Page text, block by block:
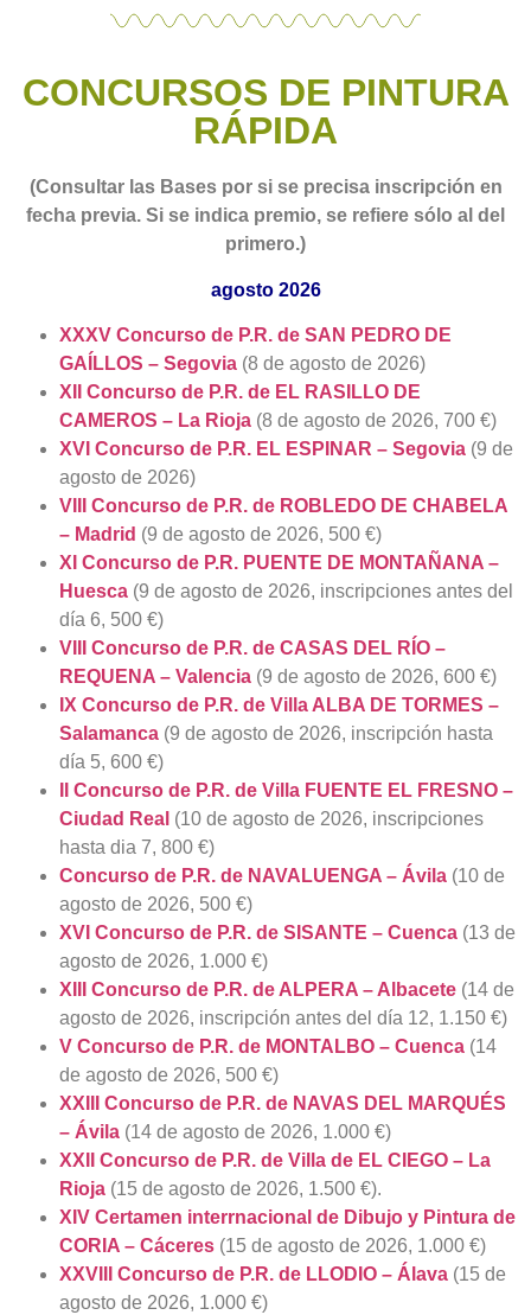
CONCURSOS DE PINTURA
RÁPIDA
(Consultar las Bases por si se precisa inscripción en
fecha previa. Si se indica premio, se refiere sólo al del
primero.)
agosto 2026
XXXV Concurso de P.R. de SAN PEDRO DE
GAÍLLOS – Segovia (8 de agosto de 2026)
XII Concurso de P.R. de EL RASILLO DE
CAMEROS – La Rioja (8 de agosto de 2026, 700 €)
XVI Concurso de P.R. EL ESPINAR – Segovia (9 de
agosto de 2026)
VIII Concurso de P.R. de ROBLEDO DE CHABELA
– Madrid (9 de agosto de 2026, 500 €)
XI Concurso de P.R. PUENTE DE MONTAÑANA –
Huesca (9 de agosto de 2026, inscripciones antes del
día 6, 500 €)
VIII Concurso de P.R. de CASAS DEL RÍO –
REQUENA – Valencia (9 de agosto de 2026, 600 €)
IX Concurso de P.R. de Villa ALBA DE TORMES –
Salamanca (9 de agosto de 2026, inscripción hasta
día 5, 600 €)
II Concurso de P.R. de Villa FUENTE EL FRESNO –
Ciudad Real (10 de agosto de 2026, inscripciones
hasta dia 7, 800 €)
Concurso de P.R. de NAVALUENGA – Ávila (10 de
agosto de 2026, 500 €)
XVI Concurso de P.R. de SISANTE – Cuenca (13 de
agosto de 2026, 1.000 €)
XIII Concurso de P.R. de ALPERA – Albacete (14 de
agosto de 2026, inscripción antes del día 12, 1.150 €)
V Concurso de P.R. de MONTALBO – Cuenca (14
de agosto de 2026, 500 €)
XXIII Concurso de P.R. de NAVAS DEL MARQUÉS
– Ávila (14 de agosto de 2026, 1.000 €)
XXII Concurso de P.R. de Villa de EL CIEGO – La
Rioja (15 de agosto de 2026, 1.500 €).
XIV Certamen interrnacional de Dibujo y Pintura de
CORIA – Cáceres (15 de agosto de 2026, 1.000 €)
XXVIII Concurso de P.R. de LLODIO – Álava (15 de
agosto de 2026, 1.000 €)